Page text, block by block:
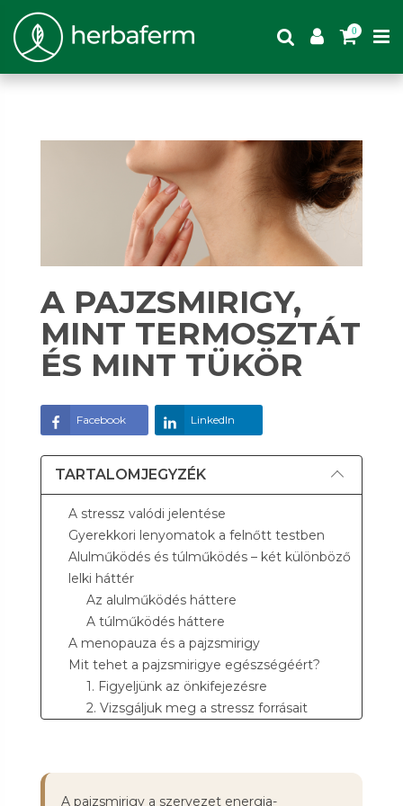
0
A PAJZSMIRIGY,
MINT TERMOSZTÁT
ÉS MINT TÜKÖR
Facebook LinkedIn
TARTALOMJEGYZÉK
A stressz valódi jelentése
Gyerekkori lenyomatok a felnőtt testben
Alulműködés és túlműködés – két különböző
lelki háttér
Az alulműködés háttere
A túlműködés háttere
A menopauza és a pajzsmirigy
Mit tehet a pajzsmirigye egészségéért?
1. Figyeljünk az önkifejezésre
2. Vizsgáljuk meg a stressz forrásait
5. Kérjünk szakmai segítséget
A legfontosabb üzenetek
A pajzsmirigy a szervezet energia-